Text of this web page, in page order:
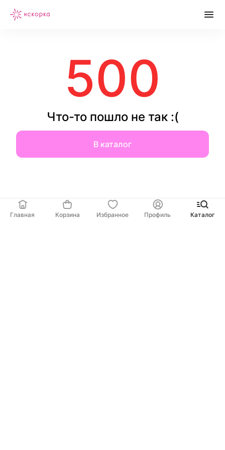
500
Что-то пошло не так :(
В каталог
Главная Корзина Избранное Профиль Каталог